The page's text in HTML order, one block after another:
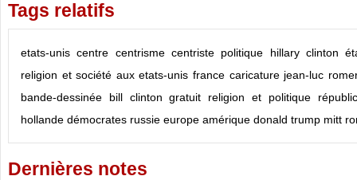
Tags relatifs
etats-unis centre centrisme centriste politique hillary clinton
religion et société aux etats-unis france caricature jean-luc
bande-dessinée
bill clinton gratuit religion et politique
hollande démocrates russie europe amérique donald trump mitt
Dernières notes